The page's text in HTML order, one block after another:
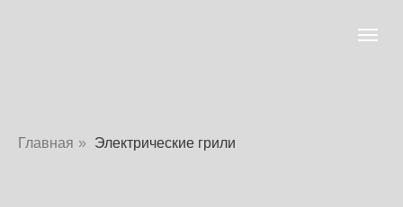
Главная » Электрические грили